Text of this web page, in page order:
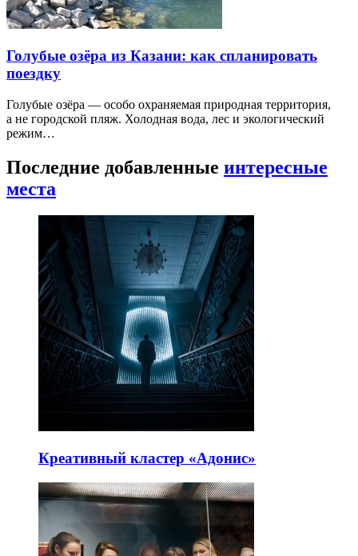
Голубые озёра из Казани: как спланировать
поездку
Голубые озёра — особо охраняемая природная территория,
а не городской пляж. Холодная вода, лес и экологический
режим…
Последние добавленные интересные
места
Креативный кластер «Адонис»